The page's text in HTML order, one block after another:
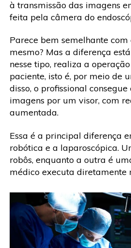
à transmissão das imagens
feita pela câmera do
Parece bem semelhante
mesmo? Mas a diferença
nesse tipo, realiza a
paciente, isto é, por meio de
disso, o profissional
imagens por um visor, com
aumentada.
Essa é a principal diferença
robótica e a laparoscópica.
robôs, enquanto a outra é
médico executa diretamente